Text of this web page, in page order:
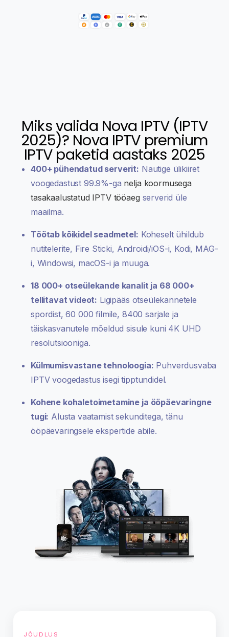
Miks valida Nova IPTV (IPTV
2025)? Nova IPTV premium
IPTV paketid aastaks 2025
400+ pühendatud serverit: Nautige ülikiiret
voogedastust 99.9%-ga nelja koormusega
tasakaalustatud IPTV tööaeg serverid üle
maailma.
Töötab kõikidel seadmetel: Koheselt ühildub
nutitelerite, Fire Sticki, Androidi/iOS-i, Kodi, MAG-
i, Windowsi, macOS-i ja muuga.
18 000+ otseülekande kanalit ja 68 000+
tellitavat videot: Ligipääs otseülekannetele
spordist, 60 000 filmile, 8400 sarjale ja
täiskasvanutele mõeldud sisule kuni 4K UHD
resolutsiooniga.
Külmumisvastane tehnoloogia: Puhverdusvaba
IPTV voogedastus isegi tipptundidel.
Kohene kohaletoimetamine ja ööpäevaringne
tugi: Alusta vaatamist sekunditega, tänu
ööpäevaringsele ekspertide abile.
JÕUDLUS